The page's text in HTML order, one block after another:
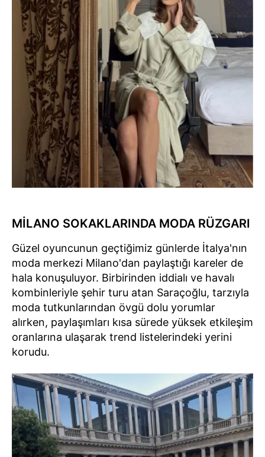
MİLANO SOKAKLARINDA MODA RÜZGARI
Güzel oyuncunun geçtiğimiz günlerde İtalya'nın
moda merkezi Milano'dan paylaştığı kareler de
hala konuşuluyor. Birbirinden iddialı ve havalı
kombinleriyle şehir turu atan Saraçoğlu, tarzıyla
moda tutkunlarından övgü dolu yorumlar
alırken, paylaşımları kısa sürede yüksek etkileşim
oranlarına ulaşarak trend listelerindeki yerini
korudu.